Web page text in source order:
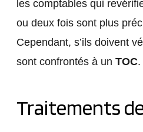
les comptables qui
ou deux fois sont plus
Cependant, s’ils doivent
sont confrontés à un TOC.
Traitements